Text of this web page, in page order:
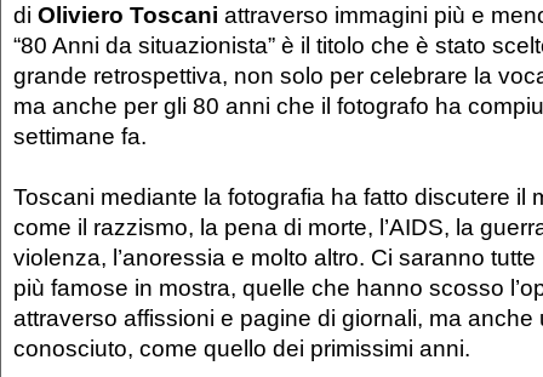
di Oliviero Toscani attraverso immagini più e
“80 Anni da situazionista” è il titolo che è stato
grande retrospettiva, non solo per celebrare la
ma anche per gli 80 anni che il fotografo ha
settimane fa.
Toscani mediante la fotografia ha fatto discutere il
come il razzismo, la pena di morte, l’AIDS, la
violenza, l’anoressia e molto altro. Ci saranno
più famose in mostra, quelle che hanno scosso
attraverso affissioni e pagine di giornali, ma anche
conosciuto, come quello dei primissimi anni.